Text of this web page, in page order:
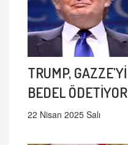
TRUMP,
BEDEL ÖDETİYOR
22 Nisan 2025 Salı